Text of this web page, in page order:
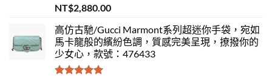
評分 5.00
滿分 5
NT$2,880.00
高仿古馳/Gucci Marmont系列超迷你手袋，宛如
馬卡龍般的繽紛色調，質感完美呈現，撩撥你的
少女心，款號：476433